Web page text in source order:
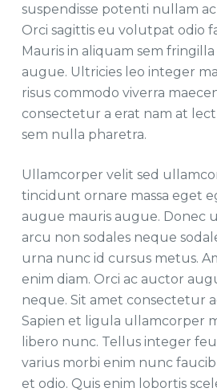
suspendisse potenti nullam
Orci sagittis eu volutpat odio
Mauris in aliquam sem
augue. Ultricies leo integer
risus commodo viverra
consectetur a erat nam at
sem nulla pharetra.
Ullamcorper velit sed
tincidunt ornare massa eget
augue mauris augue. Donec
arcu non sodales neque
urna nunc id cursus metus.
enim diam. Orci ac auctor
neque. Sit amet consectetur
Sapien et ligula ullamcorper
libero nunc. Tellus integer
varius morbi enim nunc
et odio. Quis enim lobortis